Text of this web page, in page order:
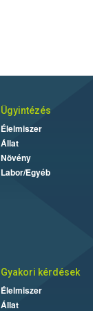
Ügyintézés
Élelmiszer
Állat
Növény
Labor/Egyéb
Gyakori kérdések
Élelmiszer
Állat